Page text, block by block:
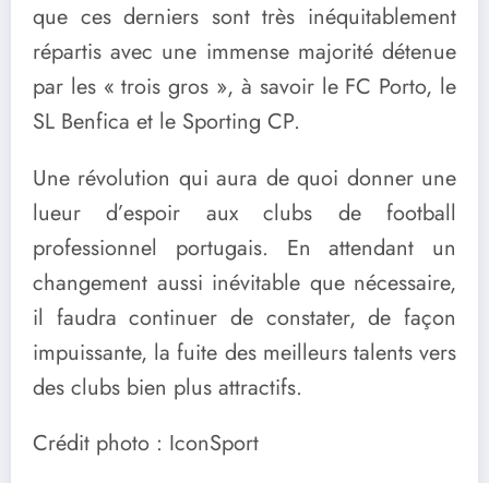
que ces derniers sont très inéquitablement
répartis avec une immense majorité détenue
par les « trois gros », à savoir le FC Porto, le
SL Benfica et le Sporting CP.
Une révolution qui aura de quoi donner une
lueur d’espoir aux clubs de football
professionnel portugais. En attendant un
changement aussi inévitable que nécessaire,
il faudra continuer de constater, de façon
impuissante, la fuite des meilleurs talents vers
des clubs bien plus attractifs.
Crédit photo : IconSport